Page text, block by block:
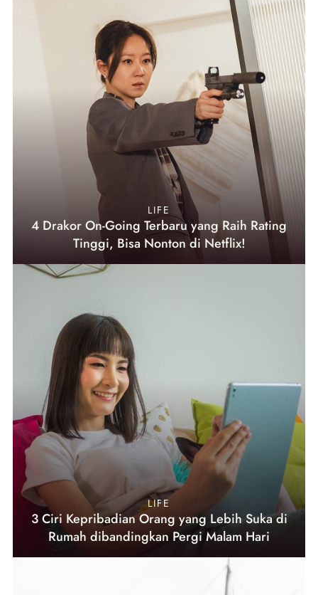
LIFE
4 Drakor On-Going Terbaru yang Raih Rating
Tinggi, Bisa Nonton di Netflix!
LIFE
3 Ciri Kepribadian Orang yang Lebih Suka di
Rumah dibandingkan Pergi Malam Hari